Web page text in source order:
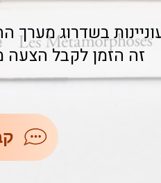
בשדרוג
זה הזמן לקבל הצעה